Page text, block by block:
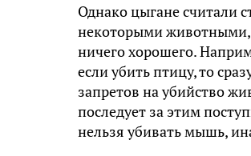
Однако цыгане считали
некоторыми животными,
ничего хорошего.
если убить птицу, то
запретов на убийство
последует за этим
нельзя убивать мышь,